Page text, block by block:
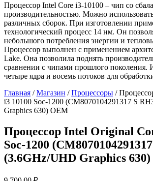
Процессор Intel Core i3-10100 – чип со
производительностью. Можно
различных сборок. При изготовлении
технологический процесс 14 нм. Он
небольшого потребления энергии и
Процессор выполнен с применением
Lake. Она позволила поднять
сравнении с чипами прошлого поколения.
четыре ядра и восемь потоков для
Главная /Магазин /Процессоры /
i3 10100 Soc-1200 (CM8070104291317 S
Graphics 630) OEM
Процессор Intel Original
Soc-1200
(3.6GHz/UHD Graphics